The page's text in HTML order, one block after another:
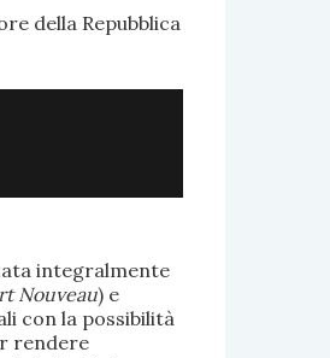
della Repubblica
integralmente
Nouveau) e
con la possibilità
rendere